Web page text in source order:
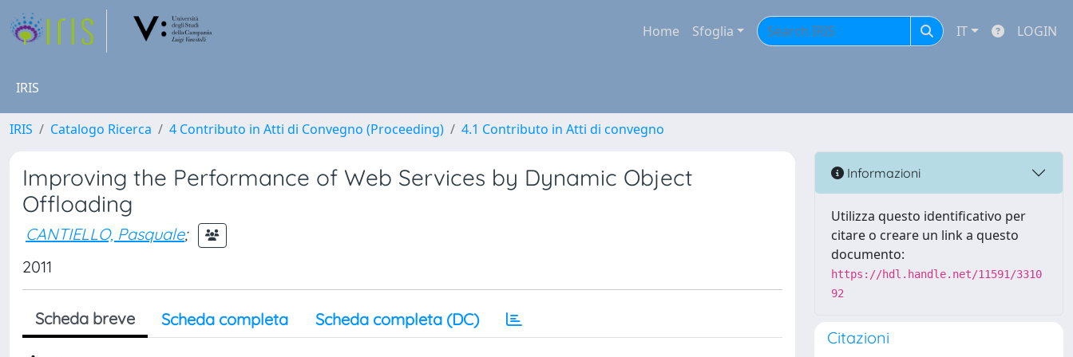
Home Sfoglia IT LOGIN
IRIS
IRIS Catalogo Ricerca 4 Contributo in Atti di Convegno (Proceeding) 4.1 Contributo in Atti di convegno
Improving the Performance of Web Services by Dynamic Object
Offloading
CANTIELLO, Pasquale;
2011
Scheda breve Scheda completa Scheda completa (DC)
Informazioni
Utilizza questo identificativo per
citare o creare un link a questo
documento:
https://hdl.handle.net/11591/3310
92
Citazioni